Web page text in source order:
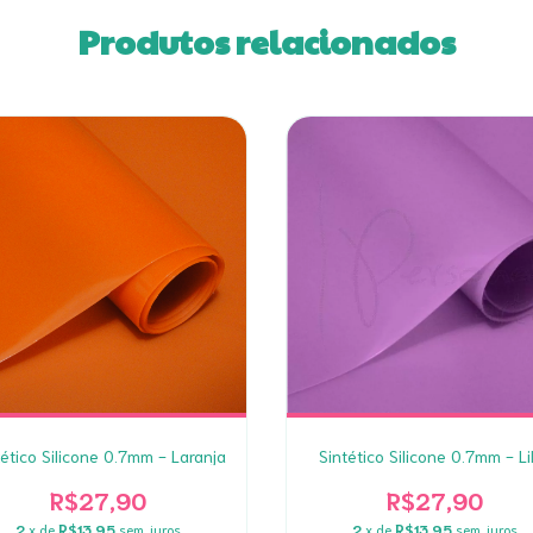
Produtos relacionados
Silicone 0.7mm - Laranja
R$27,90
2 x de R$13,95 sem juros
Sintético Silicone 0.7mm -
R$27,90
2 x de R$13,95 sem juros